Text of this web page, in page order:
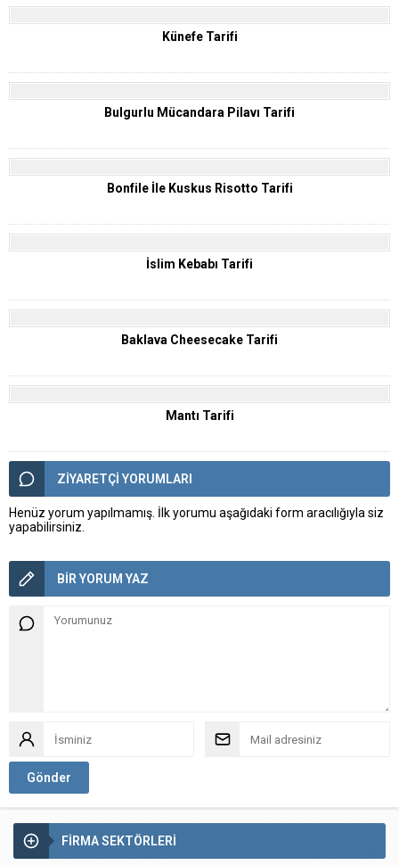
Künefe Tarifi
Bulgurlu Mücandara Pilavı Tarifi
Bonfile İle Kuskus Risotto Tarifi
İslim Kebabı Tarifi
Baklava Cheesecake Tarifi
Mantı Tarifi
ZİYARETÇİ YORUMLARI
Henüz yorum yapılmamış. İlk yorumu aşağıdaki form aracılığıyla siz
yapabilirsiniz.
BİR YORUM YAZ
FİRMA SEKTÖRLERİ